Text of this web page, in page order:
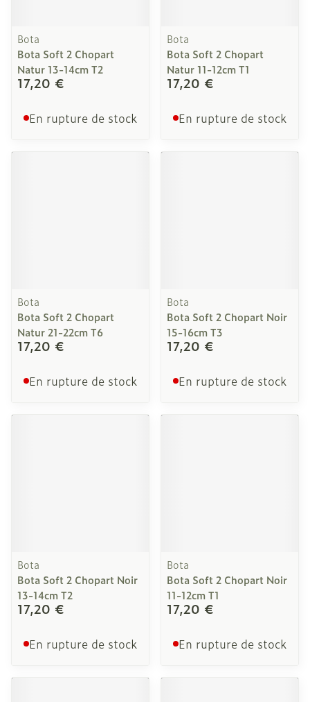
Bota
Bota Soft 2 Chopart
Natur 13-14cm T2
17,20 €
En rupture de stock
Bota
Bota Soft 2 Chopart
Natur 11-12cm T1
17,20 €
En rupture de stock
Bota
Bota Soft 2 Chopart
Natur 21-22cm T6
17,20 €
En rupture de stock
Bota
Bota Soft 2 Chopart Noir
15-16cm T3
17,20 €
En rupture de stock
Bota
Bota Soft 2 Chopart Noir
13-14cm T2
17,20 €
En rupture de stock
Bota
Bota Soft 2 Chopart Noir
11-12cm T1
17,20 €
En rupture de stock